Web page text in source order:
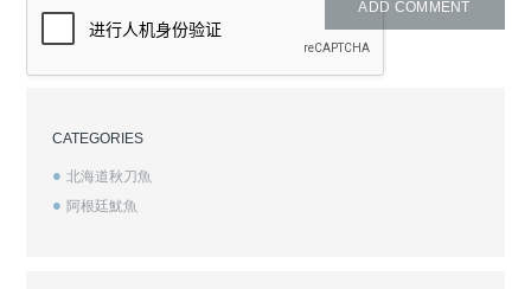
CATEGORIES
北海道秋刀魚
阿根廷魷魚